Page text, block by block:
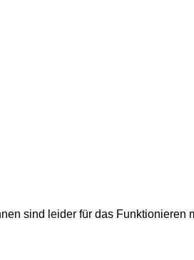
sind leider für das Funktionieren